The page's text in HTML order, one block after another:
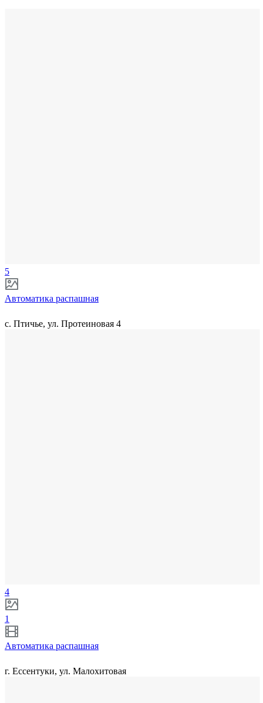
5
Автоматика распашная
с. Птичье, ул. Протеиновая 4
4
1
Автоматика распашная
г. Ессентуки, ул. Малохитовая